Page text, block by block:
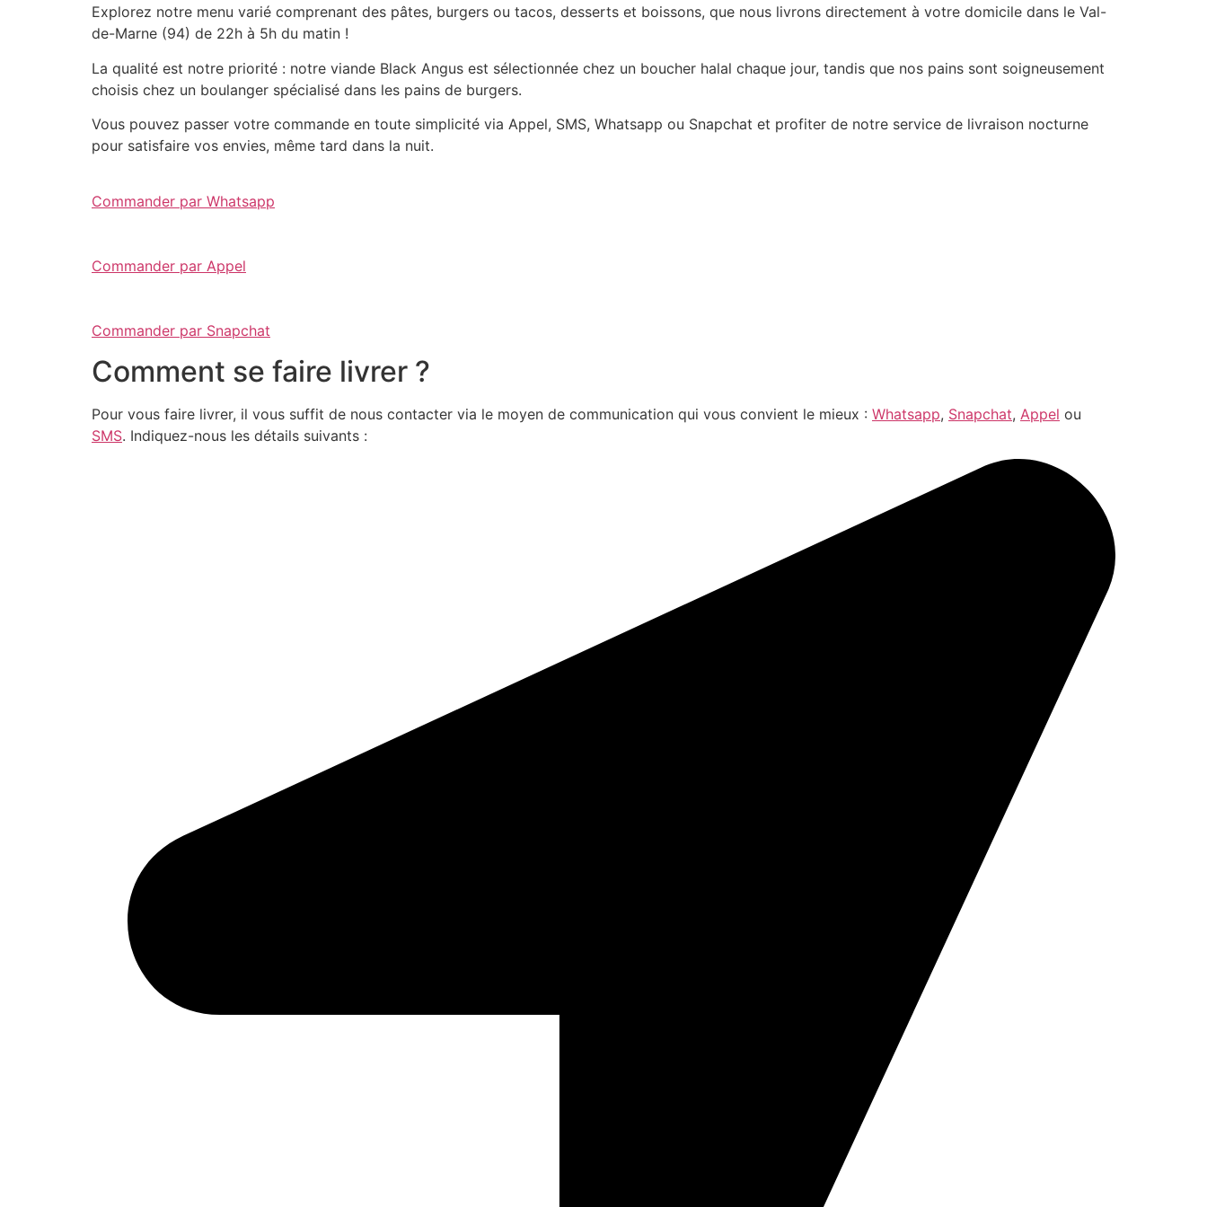
Explorez notre menu varié comprenant des pâtes, burgers ou tacos, desserts et boissons, que nous livrons directement à votre domicile dans le Val-
de-Marne (94) de 22h à 5h du matin !
La qualité est notre priorité : notre viande Black Angus est sélectionnée chez un boucher halal chaque jour, tandis que nos pains sont soigneusement
choisis chez un boulanger spécialisé dans les pains de burgers.
Vous pouvez passer votre commande en toute simplicité via Appel, SMS, Whatsapp ou Snapchat et profiter de notre service de livraison nocturne
pour satisfaire vos envies, même tard dans la nuit.
Commander par Whatsapp
Commander par Appel
Commander par Snapchat
Comment se faire livrer ?
Pour vous faire livrer, il vous suffit de nous contacter via le moyen de communication qui vous convient le mieux : Whatsapp, Snapchat, Appel ou
SMS. Indiquez-nous les détails suivants :